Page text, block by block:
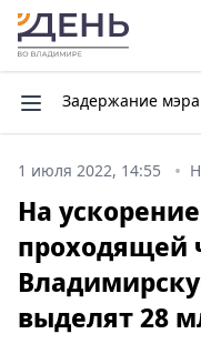
Задержание
1 июля 2022, 14:55
На
проходящей
выделят 28